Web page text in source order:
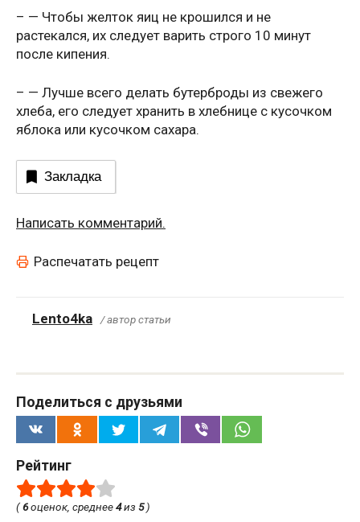
– — Чтобы желток яиц не крошился и не
растекался, их следует варить строго 10 минут
после кипения.
– — Лучше всего делать бутерброды из свежего
хлеба, его следует хранить в хлебнице с кусочком
яблока или кусочком сахара.
Закладка
Написать комментарий.
Распечатать рецепт
Lento4ka / автор статьи
Поделиться с друзьями
Рейтинг
(6оценок, среднее4из 5)